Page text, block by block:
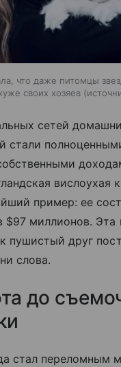
что даже питомцы
своих хозяев
сетей
стали
вислоухая
пример: ее
$97 миллионов. Эта
пушистый друг
слова.
до
стал переломным